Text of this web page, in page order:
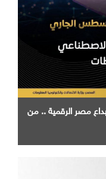
مصر الرقمية .. من